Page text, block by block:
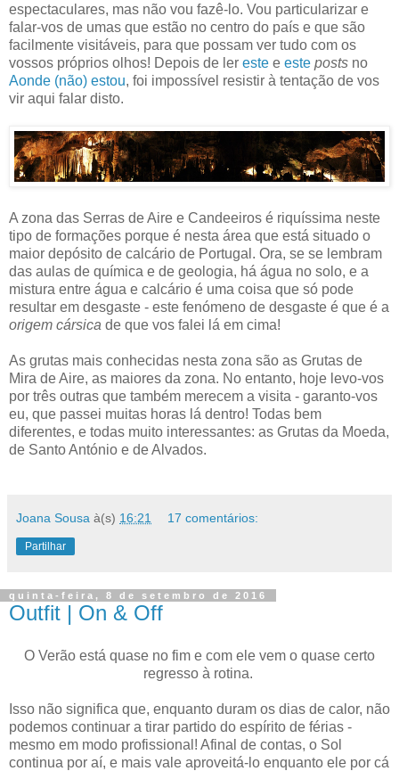
espectaculares, mas não vou fazê-lo. Vou particularizar e
falar-vos de umas que estão no centro do país e que são
facilmente visitáveis, para que possam ver tudo com os
vossos próprios olhos! Depois de ler este e este posts no
Aonde (não) estou, foi impossível resistir à tentação de vos
vir aqui falar disto.
A zona das Serras de Aire e Candeeiros é riquíssima neste
tipo de formações porque é nesta área que está situado o
maior depósito de calcário de Portugal. Ora, se se lembram
das aulas de química e de geologia, há água no solo, e a
mistura entre água e calcário é uma coisa que só pode
resultar em desgaste - este fenómeno de desgaste é que é a
origem cársica de que vos falei lá em cima!
As grutas mais conhecidas nesta zona são as Grutas de
Mira de Aire, as maiores da zona. No entanto, hoje levo-vos
por três outras que também merecem a visita - garanto-vos
eu, que passei muitas horas lá dentro! Todas bem
diferentes, e todas muito interessantes: as Grutas da Moeda,
de Santo António e de Alvados.
Joana Sousa à(s) 16:21 17 comentários:
Partilhar
quinta-feira, 8 de setembro de 2016
Outfit | On & Off
O Verão está quase no fim e com ele vem o quase certo
regresso à rotina.
Isso não significa que, enquanto duram os dias de calor, não
podemos continuar a tirar partido do espírito de férias -
mesmo em modo profissional! Afinal de contas, o Sol
continua por aí, e mais vale aproveitá-lo enquanto ele por cá